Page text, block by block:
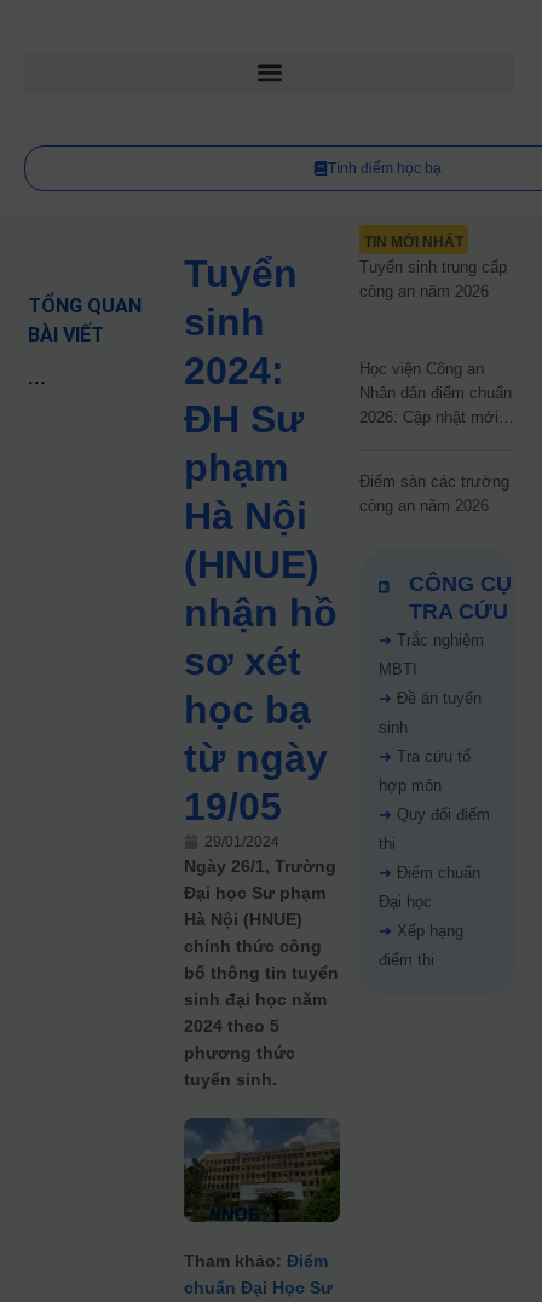
Tính điểm học bạ
TỔNG QUAN
BÀI VIẾT
...
Tuyển
sinh
2024:
ĐH Sư
phạm
Hà Nội
(HNUE)
nhận hồ
sơ xét
học bạ
từ ngày
19/05
29/01/2024
Ngày 26/1, Trường
Đại học Sư phạm
Hà Nội (HNUE)
chính thức công
bố thông tin tuyển
sinh đại học năm
2024 theo 5
phương thức
tuyển sinh.
Tham khảo:Điểm
chuẩn Đại Học Sư
TIN MỚI NHẤT
Tuyển sinh trung cấp
công an năm 2026
Học viện Công an
Nhân dân điểm chuẩn
2026: Cập nhật mới
Điểm sàn các trường
công an năm 2026
CÔNG CỤ
TRA CỨU
➜ Trắc nghiệm
MBTI
➜ Đề án tuyển
sinh
➜ Tra cứu tổ
hợp môn
➜ Quy đổi điểm
thi
➜ Điểm chuẩn
Đại học
➜ Xếp hạng
điểm thi